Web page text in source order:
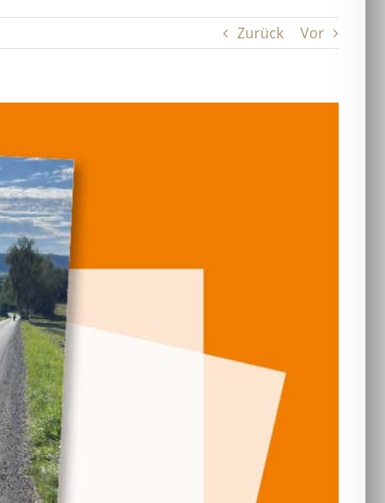
Zurück Vor